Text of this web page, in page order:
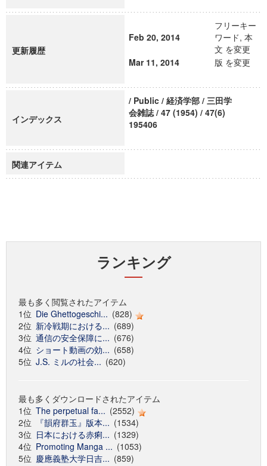
更新履歴
Feb 20, 2014
フリーキー
ワード, 本
文 を変更
Mar 11, 2014
版 を変更
インデックス
/ Public / 経済学部 / 三田学
会雑誌 / 47 (1954) / 47(6)
195406
関連アイテム
ランキング
最も多く閲覧されたアイテム
1位 Die Ghettogeschi... (828)
2位 新冷戦期における... (689)
3位 通信の安全保障に... (676)
4位 ショート動画の効... (658)
5位 J.S. ミルの社会... (620)
最も多くダウンロードされたアイテム
1位 The perpetual fa... (2552)
2位
『韻府群玉』版本... (1534)
3位 日本における赤痢... (1329)
4位 Promoting Manga ... (1053)
5位 慶應義塾大学日吉... (859)